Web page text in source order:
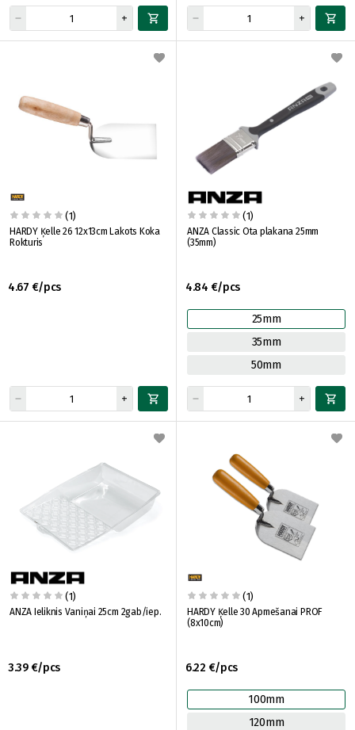
(1)
HARDY Ķelle 26 12x13cm Lakots Koka
Rokturis
4.67 €/pcs
(1)
ANZA Classic Ota plakana 25mm
(35mm)
4.84 €/pcs
25mm
35mm
50mm
(1)
ANZA Ieliknis Vaniņai 25cm 2gab/iep.
3.39 €/pcs
(1)
HARDY Ķelle 30 Apmešanai PROF
(8x10cm)
6.22 €/pcs
100mm
120mm